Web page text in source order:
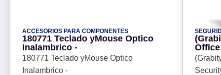
ACCESORIOS PARA COMPONENTES
180771 Teclado yMouse Optico
Inalambrico -
180771 Teclado yMouse Optico
Inalambrico -